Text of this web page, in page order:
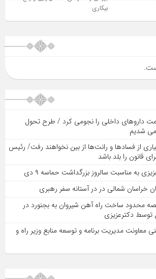
بیکاری
قیمت داروهای داخلی را نجومی کرد / طرح تحول
می شدیم
از فساد‌ها و رانت‌ها از بین نخواهند رفت/ رئیس
قانون را بلد باشد
به مناسبت سالروز بزرگداشت حماسه ۹ دی
خراسان شمالی در در آستانه سفر رهبری
محدود ساخت راه آهن شیروان به بجنورد در
توسط دکترعزیزی
معاونت مدیریت برنامه و توسعه منابع وزیر راه و